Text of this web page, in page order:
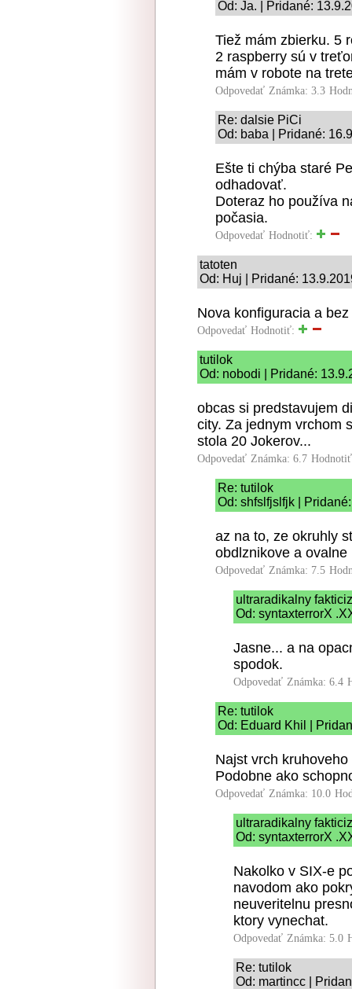
Od: Ja. | Pridané:
Tiež mám zbierku. 5
2 raspberry sú v
mám v robote na
Odpovedať Známka: 3.3
Re: dalsie PiCi
Od: baba | Pridané:
Ešte ti chýba staré
odhadovať.
Doteraz ho používa
počasia.
Odpovedať Hodnotiť:
tatoten
Od: Huj | Pridané:
Nova konfiguracia a
Odpovedať Hodnotiť:
tutilok
Od: nobodi | Pridané:
obcas si predstavujem
city. Za jednym vrchom
stola 20 Jokerov...
Odpovedať Známka: 6.7
Re: tutilok
Od: shfslfjslfjk |
az na to, ze okruhly
obdlznikove a ovalne
Odpovedať Známka: 7.5
ultraradikalny
Od: syntaxterrorX
Jasne... a na
spodok.
Odpovedať Známka: 6.4
Re: tutilok
Od: Eduard Khil |
Najst vrch
Podobne ako
Odpovedať Známka: 10.0
ultraradikalny
Od: syntaxterrorX
Nakolko v SIX-e
navodom ako
neuveritelnu
ktory vynechat.
Odpovedať Známka: 5.0
Re: tutilok
Od: martincc |